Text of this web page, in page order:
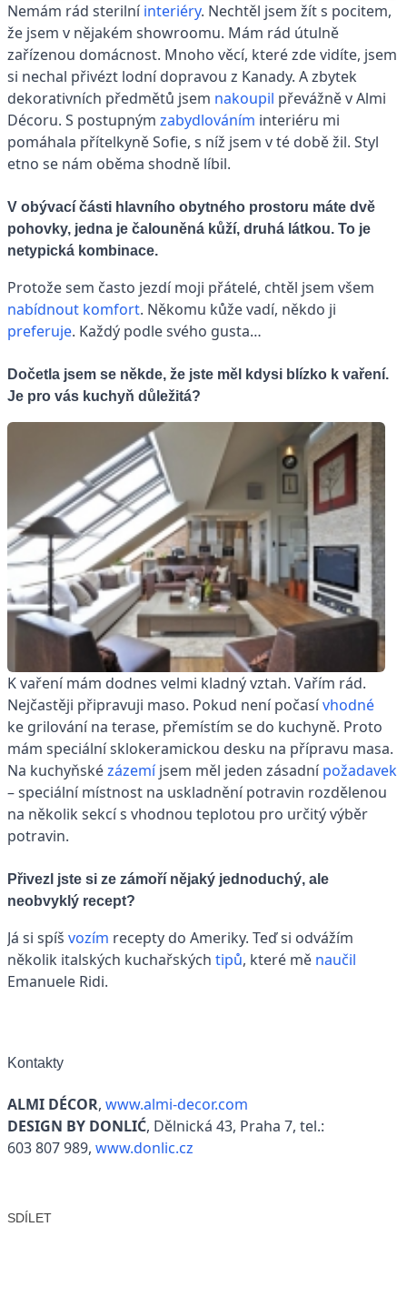
Nemám rád sterilníinteriéry. Nechtěl jsem žít s pocitem,
že jsem v nějakém showroomu. Mám rád útulně
zařízenou domácnost. Mnoho věcí, které zde vidíte, jsem
si nechal přivézt lodní dopravou z Kanady. A zbytek
dekorativních předmětů jsem nakoupil převážně v Almi
Décoru. S postupným zabydlováním interiéru mi
pomáhala přítelkyně Sofie, s níž jsem v té době žil. Styl
etno se nám oběma shodně líbil.
V obývací části hlavního obytného prostoru máte dvě
pohovky, jedna je čalouněná kůží, druhá látkou. To je
netypická kombinace.
Protože sem často jezdí moji přátelé, chtěl jsem všem
nabídnout komfort. Někomu kůže vadí, někdo ji
preferuje. Každý podle svého gusta…
Dočetla jsem se někde, že jste měl kdysi blízko k vaření.
Je pro vás kuchyň důležitá?
K vaření mám dodnes velmi kladný vztah. Vařím rád.
Nejčastěji připravuji maso. Pokud není počasívhodné
ke grilování na terase, přemístím se do kuchyně. Proto
mám speciální sklokeramickou desku na přípravu masa.
Na kuchyňskézázemíjsem měl jeden zásadnípožadavek
– spe­ciální místnost na uskladnění potravin rozdělenou
na několik sekcí s vhodnou teplotou pro určitý výběr
potravin.
Přivezl jste si ze zámoří nějaký jednoduchý, ale
neobvyklý recept?
Já si spíš vozím recepty do Ameriky. Teď si odvážím
několik italských kuchařských tipů, které mě naučil
Emanuele Ridi.
Kontakty
ALMI DÉCOR, www.almi-decor.com
DESIGN BY DONLIĆ, Dělnická 43, Praha 7, tel.:
603 807 989, www.donlic.cz
SDÍLET